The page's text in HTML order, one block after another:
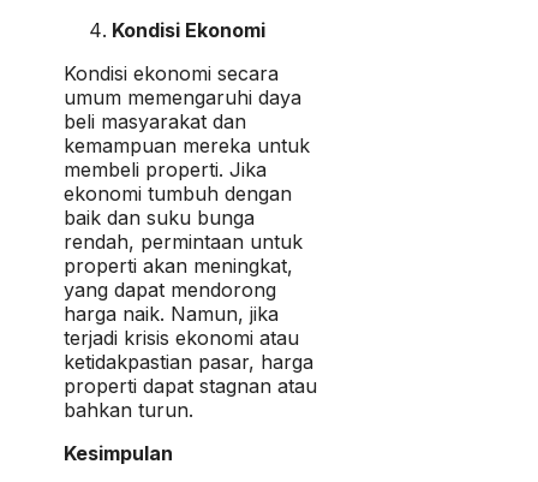
Kondisi Ekonomi
Kondisi ekonomi secara
umum memengaruhi daya
beli masyarakat dan
kemampuan mereka untuk
membeli properti. Jika
ekonomi tumbuh dengan
baik dan suku bunga
rendah, permintaan untuk
properti akan meningkat,
yang dapat mendorong
harga naik. Namun, jika
terjadi krisis ekonomi atau
ketidakpastian pasar, harga
properti dapat stagnan atau
bahkan turun.
Kesimpulan